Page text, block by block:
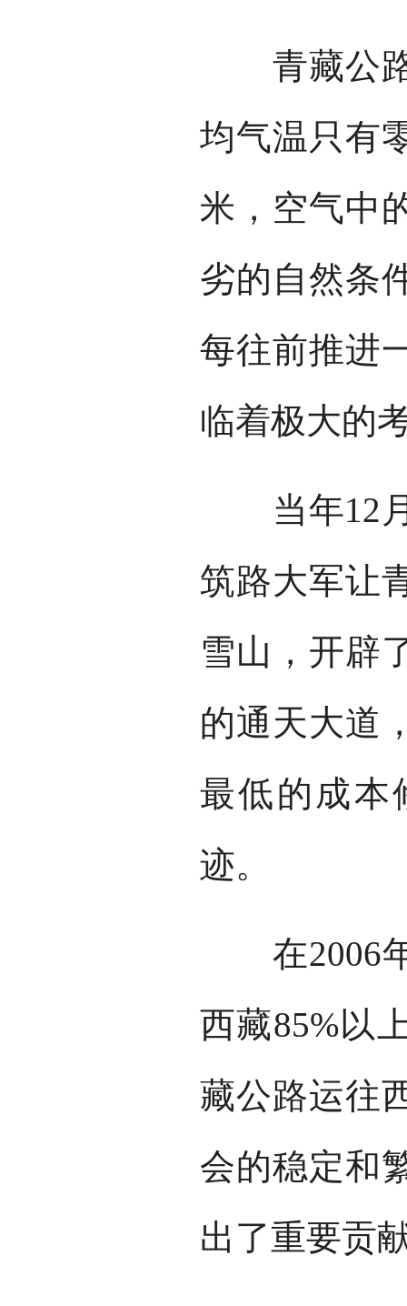
青藏公路
均气温只有
米，空气中
劣的自然条
每往前推进
临着极大的
当年12月
筑路大军让
雪山，开辟
的通天大道
最低的成本
迹。
在2006年
西藏85%以
藏公路运往
会的稳定和
出了重要贡